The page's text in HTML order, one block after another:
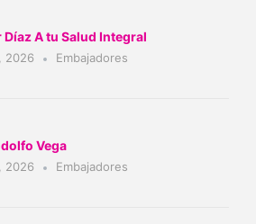
Díaz A tu Salud Integral
2026 Embajadores
Vega
2026 Embajadores